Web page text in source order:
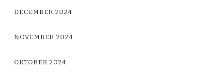
DECEMBER 2024
NOVEMBER 2024
OKTOBER 2024